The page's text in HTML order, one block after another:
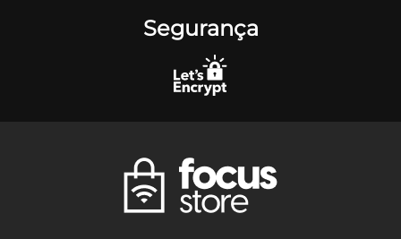
Segurança